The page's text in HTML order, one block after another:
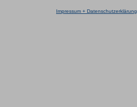
Impressum + Datenschutzerklärung